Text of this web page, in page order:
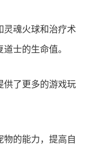
灵魂火球和治疗术
士的生命值。
供了更多的游戏玩
物的能力，提高自